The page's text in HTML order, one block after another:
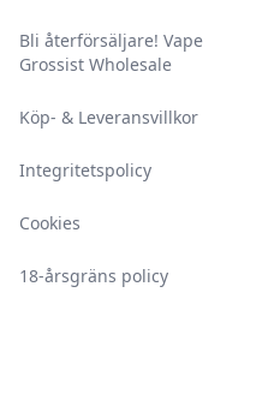
Bli återförsäljare! Vape
Grossist Wholesale
Köp- & Leveransvillkor
Integritetspolicy
Cookies
18-årsgräns policy